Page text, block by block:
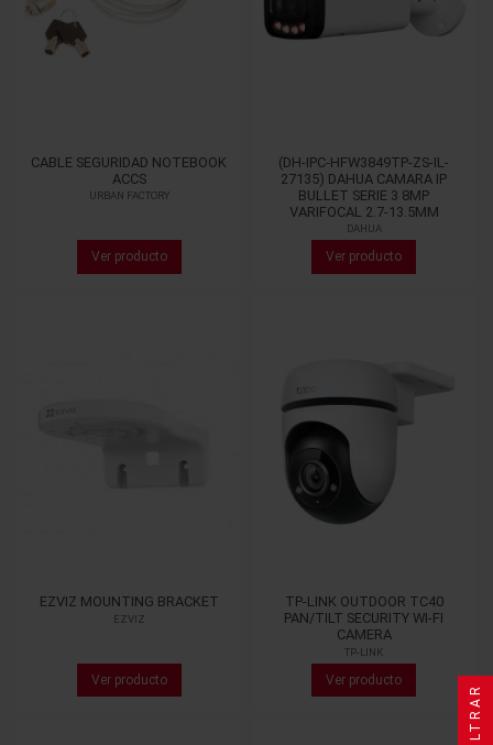
CABLE SEGURIDAD NOTEBOOK
ACCS
URBAN FACTORY
Ver producto
(DH-IPC-HFW3849TP-ZS-IL-
27135) DAHUA CAMARA IP
BULLET SERIE 3 8MP
VARIFOCAL 2.7-13.5MM
DAHUA
Ver producto
EZVIZ MOUNTING BRACKET
EZVIZ
Ver producto
TP-LINK OUTDOOR TC40
PAN/TILT SECURITY WI-FI
CAMERA
TP-LINK
Ver producto
FILTRAR